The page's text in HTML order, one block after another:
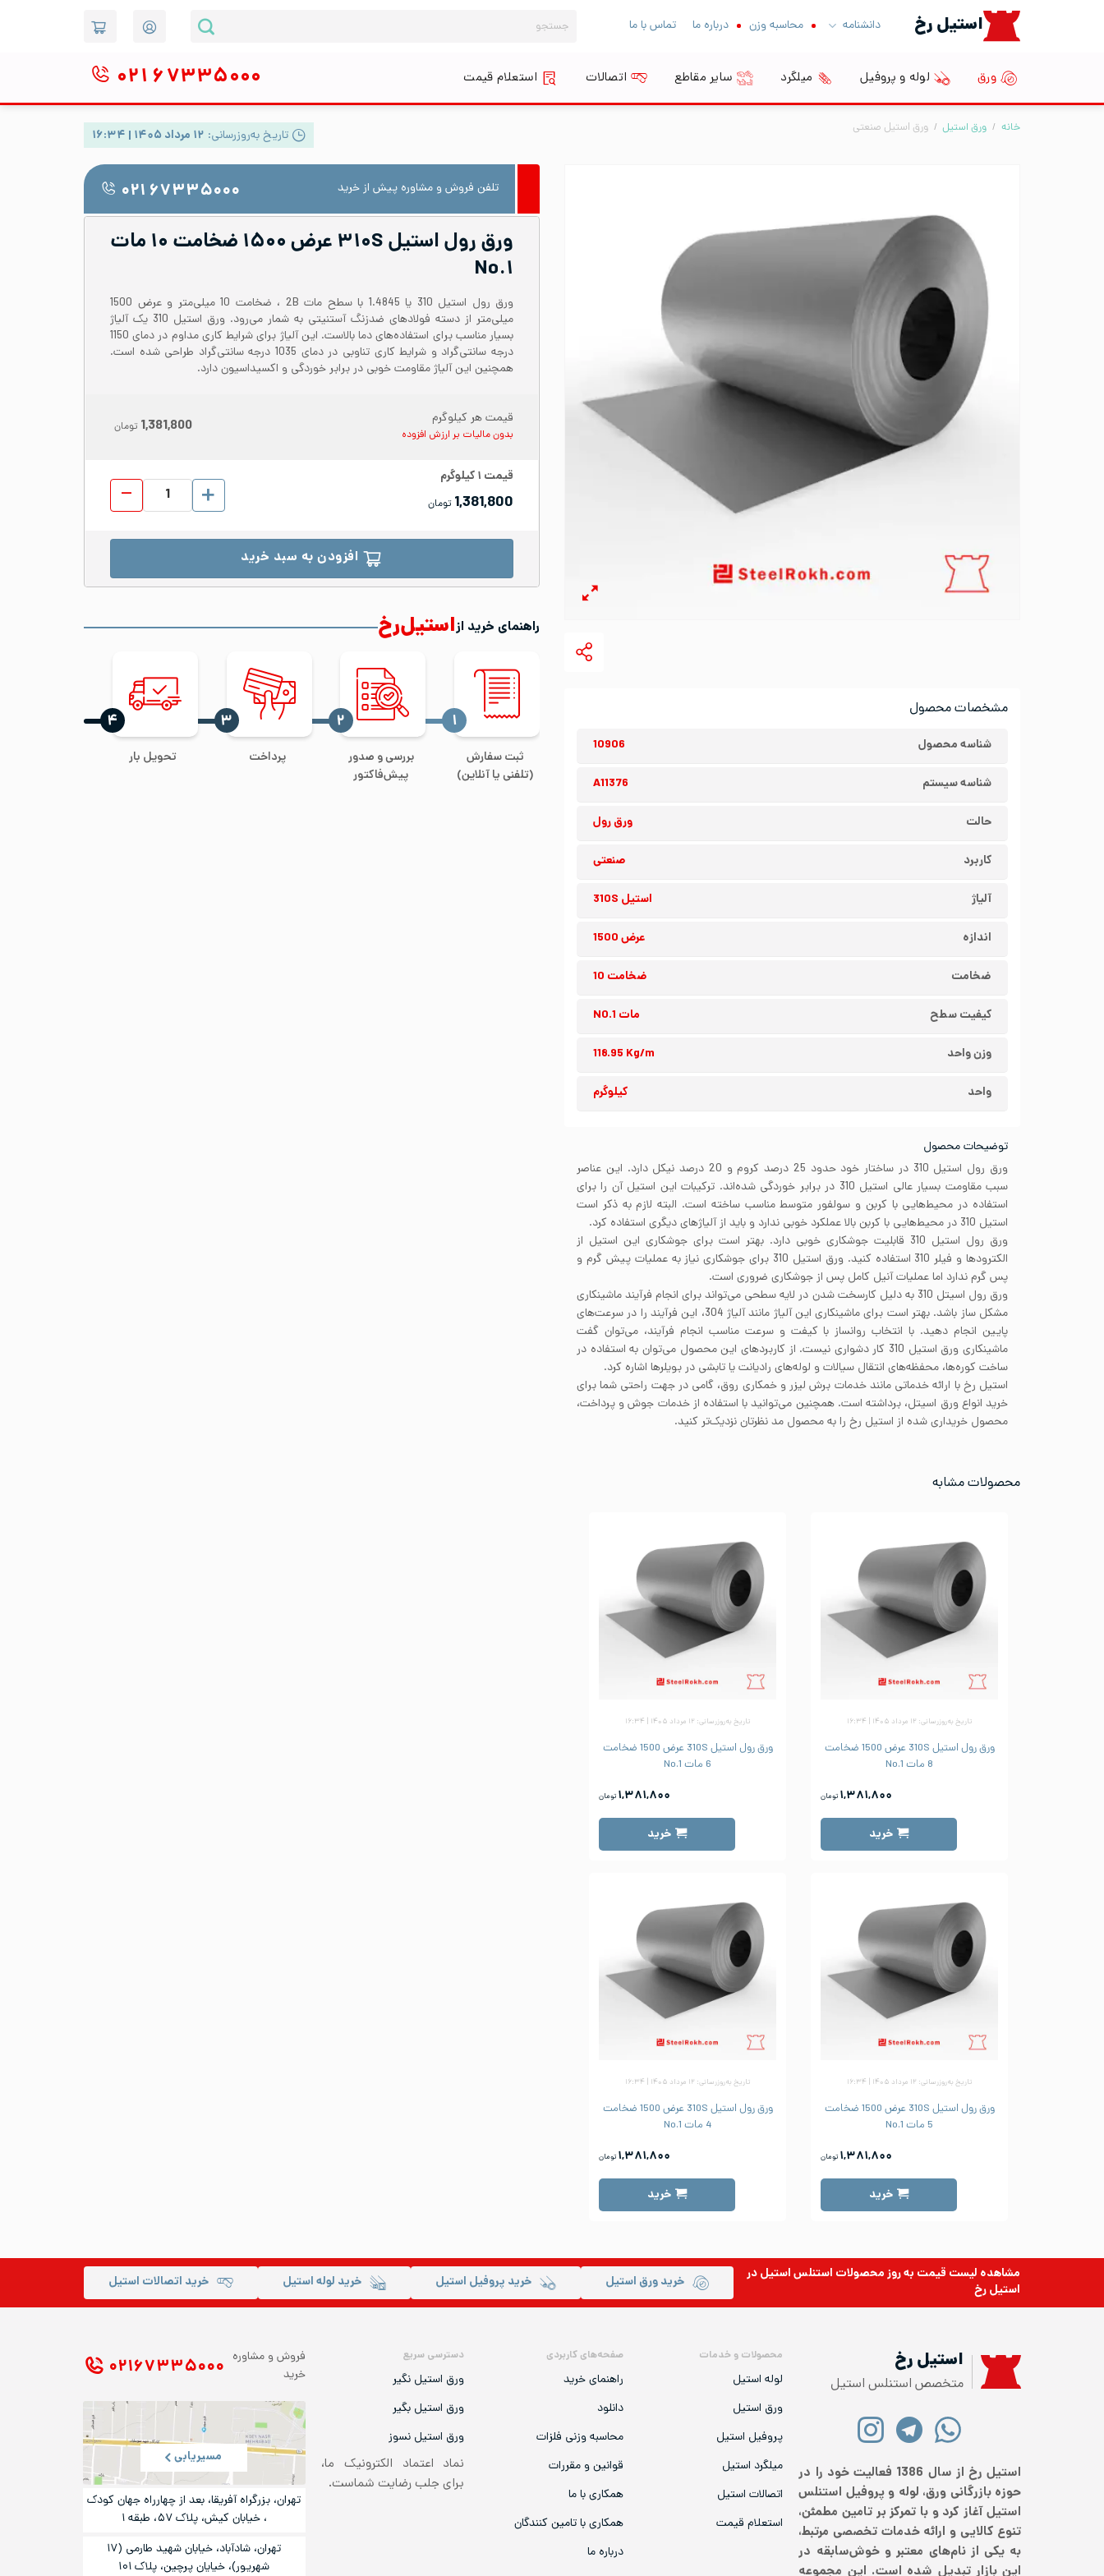
استیل رخ دانشنامه محاسبه وزن درباره ما تماس با ما
برای:
ورق لوله و پروفیل میلگرد سایر مقاطع اتصالات استعلام قیمت ۰۲۱ ۶۷۳۳۵۰۰۰
خانه / ورق استیل / ورق استیل صنعتی تاریخ به‌روزرسانی: ۱۲ مرداد ۱۴۰۵ | ۱۶:۳۴
مشخصات محصول
شناسه محصول 10906
شناسه سیستم A11376
حالت ورق رول
کاربرد صنعتی
آلیاژ استیل 310S
اندازه عرض 1500
ضخامت ضخامت 10
کیفیت سطح مات NO.1
وزن واحد 118.95 Kg/m
واحد کیلوگرم
توضیحات محصول
ورق رول استیل 310 در ساختار خود حدود 25 درصد کروم و 20 درصد نیکل دارد. این عناصر
سبب مقاومت بسیار عالی استیل 310 در برابر خوردگی شده‌اند. ترکیبات این استیل آن را برای
استفاده در محیط‌هایی با کربن و سولفور متوسط مناسب ساخته است. البته لازم به ذکر است
استیل 310 در محیط‌هایی با کربن بالا عملکرد خوبی ندارد و باید از آلیاژهای دیگری استفاده کرد.
ورق رول استیل 310 قابلیت جوشکاری خوبی دارد. بهتر است برای جوشکاری این استیل از
الکترودها و فیلر 310 استفاده کنید. ورق استیل 310 برای جوشکاری نیاز به عملیات پیش گرم و
پس گرم ندارد اما عملیات آنیل کامل پس از جوشکاری ضروری است.
ورق رول اسیتل 310 به دلیل کارسخت شدن در لایه سطحی می‌تواند برای انجام فرآیند ماشینکاری
مشکل ساز باشد. بهتر است برای ماشینکاری این آلیاژ مانند آلیاژ 304، این فرآیند را در سرعت‌های
پایین انجام دهید. با انتخاب روانساز با کیفت و سرعت مناسب انجام فرآیند، می‌توان گفت
ماشینکاری ورق استیل 310 کار دشواری نیست. از کاربردهای این محصول می‌توان به استفاده در
ساخت کوره‌ها، محفظه‌های انتقال سیالات و لوله‌های رادیانت یا تابشی در بویلرها اشاره کرد.
استیل رخ با ارائه خدماتی مانند خدمات برش لیزر و خمکاری روق، گامی در جهت راحتی شما برای
خرید انواع ورق اسیتل، برداشته است. همچنین می‌توانید با استفاده از خدمات جوش و پرداخت،
محصول خریداری شده از استیل رخ را به محصول مد نظرتان نزدیک‌تر کنید.
محصولات مشابه
تاریخ به‌روزرسانی: ۱۲ مرداد ۱۴۰۵ | ۱۶:۳۴
ورق رول استیل 310S عرض 1500 ضخامت
8 مات No.1
۱,۳۸۱,۸۰۰ تومان
خرید
تاریخ به‌روزرسانی: ۱۲ مرداد ۱۴۰۵ | ۱۶:۳۴
ورق رول استیل 310S عرض 1500 ضخامت
6 مات No.1
۱,۳۸۱,۸۰۰ تومان
خرید
تاریخ به‌روزرسانی: ۱۲ مرداد ۱۴۰۵ | ۱۶:۳۴
ورق رول استیل 310S عرض 1500 ضخامت
5 مات No.1
۱,۳۸۱,۸۰۰ تومان
خرید
تاریخ به‌روزرسانی: ۱۲ مرداد ۱۴۰۵ | ۱۶:۳۴
ورق رول استیل 310S عرض 1500 ضخامت
4 مات No.1
۱,۳۸۱,۸۰۰ تومان
خرید
تلفن فروش و مشاوره پیش از خرید ۰۲۱ ۶۷۳۳۵۰۰۰
ورق رول استیل ۳۱۰S عرض ۱۵۰۰ ضخامت ۱۰ مات
No.۱
ورق رول استیل 310 یا 1.4845 با سطح مات 2B ، ضخامت 10 میلی‌متر و عرض 1500
میلی‌متر از دسته فولادهای ضدزنگ آستنیتی به شمار می‌رود. ورق استیل 310 یک آلیاژ
بسیار مناسب برای استفاده‌های دما بالاست. این آلیاژ برای شرایط کاری مداوم در دمای 1150
درجه سانتی‌گراد و شرایط کاری تناوبی در دمای 1035 درجه سانتی‌گراد طراحی شده است.
همچنین این آلیاژ مقاومت خوبی در برابر خوردگی و اکسیداسیون دارد.
قیمت هر کیلوگرم
بدون مالیات بر ارزش افزوده 1,381,800 تومان
قیمت ۱کیلوگرم
1,381,800 تومان
ورق رول استیل 310S عرض 1500 ضخامت 10 مات No.1 عدد
افزودن به سبد خرید
راهنمای خرید ازاستیل‌رخ
ثبت سفارش
(تلفنی یا آنلاین)
‍۱
بررسی و صدور
پیش‌فاکتور
‍۲
پرداخت
‍۳
تحویل بار
‍۴
مشاهده لیست قیمت به روزمحصولات استنلس استیلدر
استیل رخ
خرید ورق استیل خرید پروفیل استیل خرید لوله استیل خرید اتصالات استیل
استیل رخ
متخصص استنلس استیل
استیل رخ از سال 1386 فعالیت خود را در
حوزه بازرگانی ورق، لوله و پروفیل استنلس
استیل آغاز کرد و با تمرکز بر تامین مطمئن،
تنوع کالایی و ارائه خدمات تخصصی مرتبط،
به یکی از نام‌های معتبر و خوش‌سابقه در
این بازار تبدیل شده است. این مجموعه
محصولات و خدمات
لوله استیل
ورق استیل
پروفیل استیل
میلگرد استیل
اتصالات استیل
استعلام قیمت
صفحه‌های کاربردی
راهنمای خرید
دانلود
محاسبه وزنی فلزات
قوانین و مقررات
همکاری با ما
همکاری با تامین کنندگان
درباره ما
دسترسی سریع
ورق استیل نگیر
ورق استیل بگیر
ورق استیل نسوز
نماد اعتماد الکترونیک ما،
برای جلب رضایت شماست.
فروش و مشاوره
خرید
۰۲۱ ۶۷۳۳۵۰۰۰
مسیریابی
تهران، بزرگراه آفریقا، بعد از چهارراه جهان کودک
، خیابان کیش، پلاک ۵۷، طبقه ۱
تهران، شادآباد، خیابان شهید طارمی (۱۷
شهریور)، خیایان پرچین، پلاک ۱۰۱